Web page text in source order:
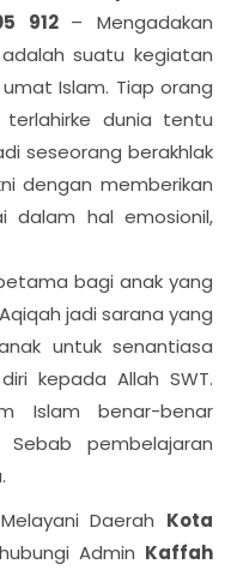
912 – Mengadakan
suatu kegiatan
Islam. Tiap orang
dunia tentu
seseorang berakhlak
dengan memberikan
dalam hal emosionil,
bagi anak yang
jadi sarana yang
untuk senantiasa
kepada Allah SWT.
Islam benar-benar
pembelajaran
Daerah Kota
Admin Kaffah